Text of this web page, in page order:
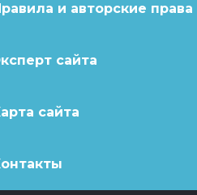
и авторские права
сайта
сайта